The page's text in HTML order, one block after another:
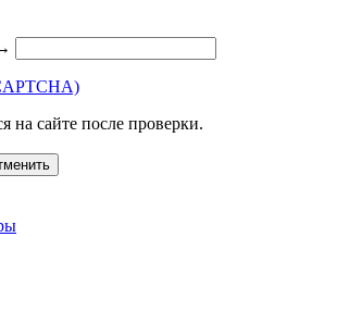
на сайте после проверки.